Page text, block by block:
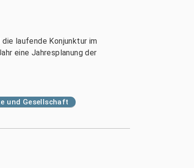
laufende Konjunktur im
eine Jahresplanung der
und Gesellschaft